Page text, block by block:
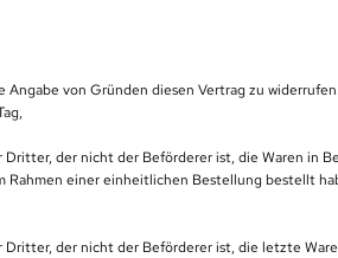
Angabe von Gründen diesen Vertrag zu widerrufen.
der nicht der Beförderer ist, die Waren in
Rahmen einer einheitlichen Bestellung bestellt
der nicht der Beförderer ist, die letzte